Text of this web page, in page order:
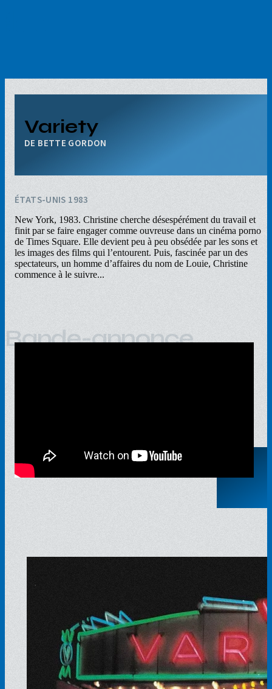
Variety
BETTE GORDON
ÉTATS-UNIS 1983
New York, 1983. Christine cherche désespérément du travail et
finit par se faire engager comme ouvreuse dans un cinéma porno
de Times Square. Elle devient peu à peu obsédée par les sons et
les images des films qui l’entourent. Puis, fascinée par un des
spectateurs, un homme d’affaires du nom de Louie, Christine
commence à le suivre...
Bande-annonce